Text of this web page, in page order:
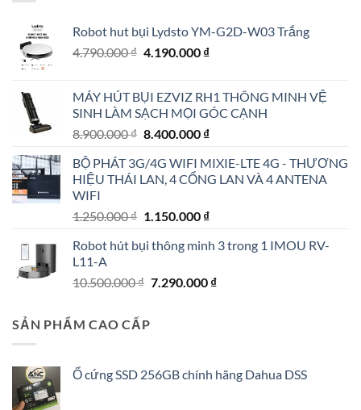
Robot hut bụi Lydsto YM-G2D-W03 Trắng
4.790.000₫ Giá
4.790.000 ₫.
4.190.000 ₫Giá
là:
4.190.000 ₫.
MÁY HÚT BỤI EZVIZ RH1 THÔNG MINH VỆ
SINH LÀM SẠCH MỌI GÓC CẠNH
8.900.000₫ Giá
là:
8.900.000 ₫.
8.400.000 ₫Giá
tại
là:
BỘ PHÁT 3G/4G WIFI MIXIE-LTE 4G - THƯƠNG
HIỆU THÁI LAN, 4 CỔNG LAN VÀ 4 ANTENA
WIFI
1.250.000₫ Giá
là:
1.150.000 ₫Giá
tại
1.150.000 ₫.
Robot hút bụi thông minh 3 trong 1 IMOU RV-
L11-A
10.500.000₫ Giá
7.290.000 ₫Giá
SẢN PHẨM CAO CẤP
Ổ cứng SSD 256GB chính hãng Dahua DSS